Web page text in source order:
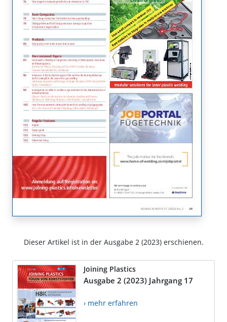
Dieser Artikel ist in der Ausgabe 2 (2023) erschienen.
Joining Plastics
Ausgabe 2 (2023) Jahrgang 17
› mehr erfahren